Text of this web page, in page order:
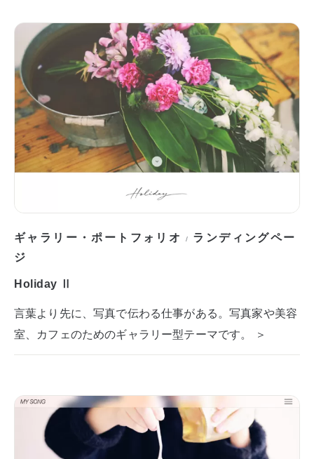
ギャラリー・ポートフォリオ / ランディングペー
ジ
Holiday Ⅱ
言葉より先に、写真で伝わる仕事がある。写真家や美容
室、カフェのためのギャラリー型テーマです。 ＞